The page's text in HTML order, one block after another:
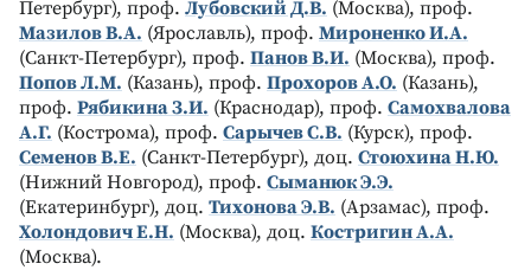
Петербург), проф. Лубовский Д.В. (Москва), проф.
Мазилов В.А. (Ярославль), проф. Мироненко И.А.
(Санкт-Петербург), проф. Панов В.И. (Москва), проф.
Попов Л.М. (Казань), проф. Прохоров А.О. (Казань),
проф. Рябикина З.И. (Краснодар), проф. Самохвалова
А.Г. (Кострома), проф. Сарычев С.В. (Курск), проф.
Семенов В.Е. (Санкт-Петербург), доц. Стоюхина Н.Ю.
(Нижний Новгород), проф. Сыманюк Э.Э.
(Екатеринбург), доц. Тихонова Э.В. (Арзамас), проф.
Холондович Е.Н. (Москва), доц. Костригин А.А.
(Москва).